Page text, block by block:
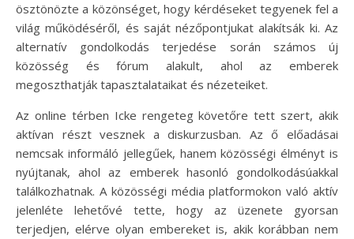
ösztönözte a közönséget, hogy kérdéseket tegyenek fel a
világ működéséről, és saját nézőpontjukat alakítsák ki. Az
alternatív gondolkodás terjedése során számos új
közösség és fórum alakult, ahol az emberek
megoszthatják tapasztalataikat és nézeteiket.
Az online térben Icke rengeteg követőre tett szert, akik
aktívan részt vesznek a diskurzusban. Az ő előadásai
nemcsak informáló jellegűek, hanem közösségi élményt is
nyújtanak, ahol az emberek hasonló gondolkodásúakkal
találkozhatnak. A közösségi média platformokon való aktív
jelenléte lehetővé tette, hogy az üzenete gyorsan
terjedjen, elérve olyan embereket is, akik korábban nem